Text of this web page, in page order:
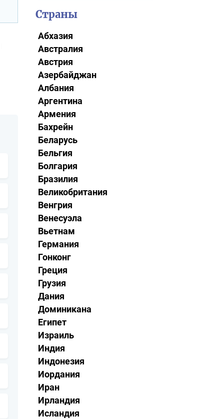
Страны
Абхазия
Австралия
Австрия
Азербайджан
Албания
Аргентина
Армения
Бахрейн
Беларусь
Бельгия
Болгария
Бразилия
Великобритания
Венгрия
Венесуэла
Вьетнам
Германия
Гонконг
Греция
Грузия
Дания
Доминикана
Египет
Израиль
Индия
Индонезия
Иордания
Иран
Ирландия
Исландия